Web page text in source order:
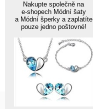
Nakupte společně na
e-shopech Módní šaty
a Módní šperky a zaplatíte
pouze jedno poštovné!